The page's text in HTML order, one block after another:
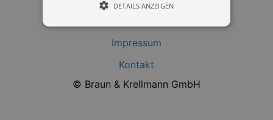
Impressum
Kontakt
© Braun & Krellmann GmbH
DETAILS ANZEIGEN
grundlegenden Funktionen unserer Webseite